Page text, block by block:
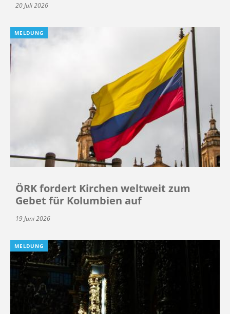
20 Juli 2026
MELDUNG
ÖRK fordert Kirchen weltweit zum
Gebet für Kolumbien auf
19 Juni 2026
MELDUNG